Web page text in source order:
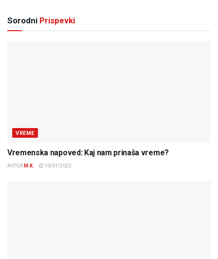
Sorodni Prispevki
VREME
Vremenska napoved: Kaj nam prinaša vreme?
AVTOR M.K. 10/01/2025